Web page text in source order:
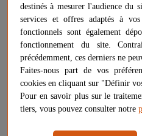
en aluminium.
Cette étagère vient se fixer au mur
lui assurent une grande stabilité.
Plus d'informations sur ce produit
Voir les questions / réponses
169,00 €
destinés à mesurer l'audience du
services et offres adaptés à
fonctionnels sont également
fonctionnement du site.
précédemment, ces derniers ne
Faites-nous part de vos
cookies en cliquant sur "Définir
Pour en savoir plus sur le
tiers, vous pouvez consulter notre